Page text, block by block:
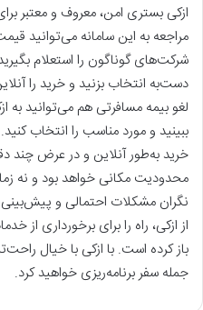
ازکی بستری امن، معروف و معتبر
مراجعه به این سامانه می‌توانید
شرکت‌های گوناگون را استعلام
دست‌به انتخاب بزنید و خرید را
لغو بیمه مسافرتی هم می‌توانید به
ببینید و مورد مناسب را انتخاب
خرید به‌طور آنلاین و در عرض چند
محدودیت مکانی خواهد بود و نه
نگران مشکلات احتمالی و
از ازکی، راه را برای برخورداری
باز کرده است. با ازکی با خیال
جمله سفر برنامه‌ریزی خواهید کرد.